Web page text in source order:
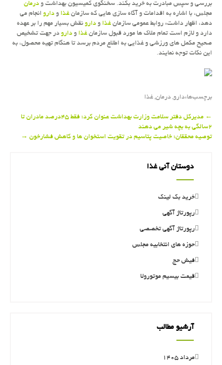
بررسی و سپس مبادرت به خرید بكند. سخنگوی كمیسیون بهداشت ودرمان
مجلس، با اشاره به اقدامات و آگاه سازی هایی كه سازمانغذاودارو
دهد، اظهار داشت: روابط عمومی سازمانغذاودارونقش بسیار مهم را بر عهده
دارد و لازم است تمام ملاك ها مورد قبول سازمانغذاودارودر جهت تشخیص
صحیح مكمل های ورزشی و غذایی به اطلاع مردم برسد تا هنگام تهیه محصول، به
این نكات توجه نمایند.
برچسب‌ها:دارو,درمان,غذا
Post
navigation
←
مدیركل دفتر سلامت وزارت بهداشت عنوان كرد؛ فقط ۴۵درصد مادران تا
۲سالگی به بچه شیر می دهند
توصیه محققان؛ خاصیت پتاسیم در تقویت استخوان ها و كاهش فشارخون→
دوستان آنی غذا
خرید بک لینک
رپورتاژ آگهی
رپورتاژ آگهی تخصصی
حوزه های انتخابیه مجلس
فیش حج
قیمت بیسیم موتورولا
آرشیو مطالب
مرداد ۱۴۰۵